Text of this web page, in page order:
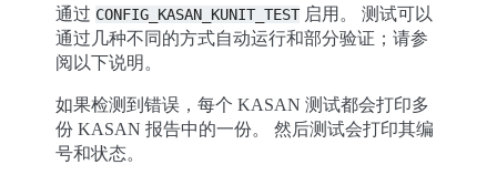
通过 CONFIG_KASAN_KUNIT_TEST启用。 测试可以
通过几种不同的方式自动运行和部分验证；请参
阅以下说明。
如果检测到错误，每个 KASAN 测试都会打印多
份 KASAN 报告中的一份。 然后测试会打印其编
号和状态。